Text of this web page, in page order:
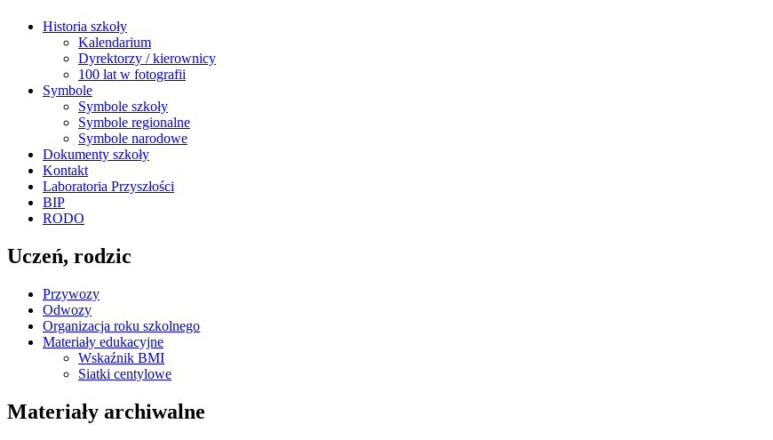
Historia szkoły
Kalendarium
Dyrektorzy / kierownicy
100 lat w fotografii
Symbole
Symbole szkoły
Symbole regionalne
Symbole narodowe
Dokumenty szkoły
Kontakt
Laboratoria Przyszłości
BIP
RODO
Uczeń, rodzic
Przywozy
Odwozy
Organizacja roku szkolnego
Materiały edukacyjne
Wskaźnik BMI
Siatki centylowe
Materiały archiwalne